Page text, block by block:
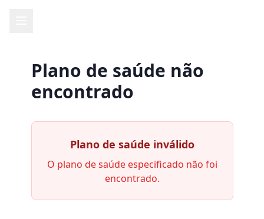
Plano de saúde não
encontrado
Plano de saúde inválido
O plano de saúde especificado não foi
encontrado.